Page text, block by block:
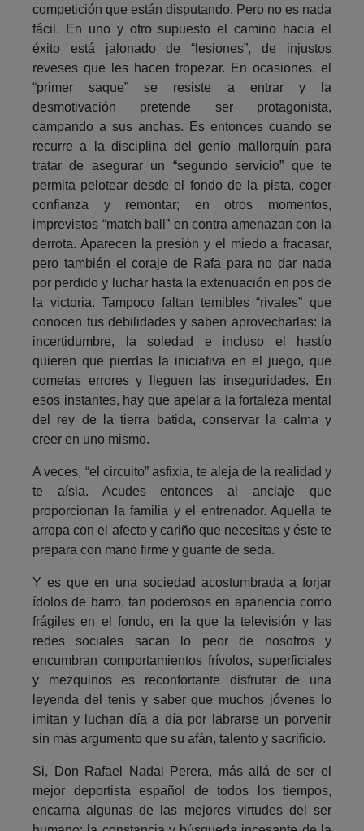
competición que están disputando. Pero no es nada
fácil. En uno y otro supuesto el camino hacia el
éxito está jalonado de “lesiones”, de injustos
reveses que les hacen tropezar. En ocasiones, el
“primer saque” se resiste a entrar y la
desmotivación pretende ser protagonista,
campando a sus anchas. Es entonces cuando se
recurre a la disciplina del genio mallorquín para
tratar de asegurar un “segundo servicio” que te
permita pelotear desde el fondo de la pista, coger
confianza y remontar; en otros momentos,
imprevistos “match ball” en contra amenazan con la
derrota. Aparecen la presión y el miedo a fracasar,
pero también el coraje de Rafa para no dar nada
por perdido y luchar hasta la extenuación en pos de
la victoria. Tampoco faltan temibles “rivales” que
conocen tus debilidades y saben aprovecharlas: la
incertidumbre, la soledad e incluso el hastío
quieren que pierdas la iniciativa en el juego, que
cometas errores y lleguen las inseguridades. En
esos instantes, hay que apelar a la fortaleza mental
del rey de la tierra batida, conservar la calma y
creer en uno mismo.
A veces, “el circuito” asfixia, te aleja de la realidad y
te aísla. Acudes entonces al anclaje que
proporcionan la familia y el entrenador. Aquella te
arropa con el afecto y cariño que necesitas y éste te
prepara con mano firme y guante de seda.
Y es que en una sociedad acostumbrada a forjar
ídolos de barro, tan poderosos en apariencia como
frágiles en el fondo, en la que la televisión y las
redes sociales sacan lo peor de nosotros y
encumbran comportamientos frívolos, superficiales
y mezquinos es reconfortante disfrutar de una
leyenda del tenis y saber que muchos jóvenes lo
imitan y luchan día a día por labrarse un porvenir
sin más argumento que su afán, talento y sacrificio.
Si, Don Rafael Nadal Perera, más allá de ser el
mejor deportista español de todos los tiempos,
encarna algunas de las mejores virtudes del ser